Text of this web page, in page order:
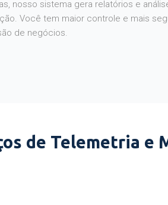
Você tem maior controle e mais
de negócios.
de Telemetria e